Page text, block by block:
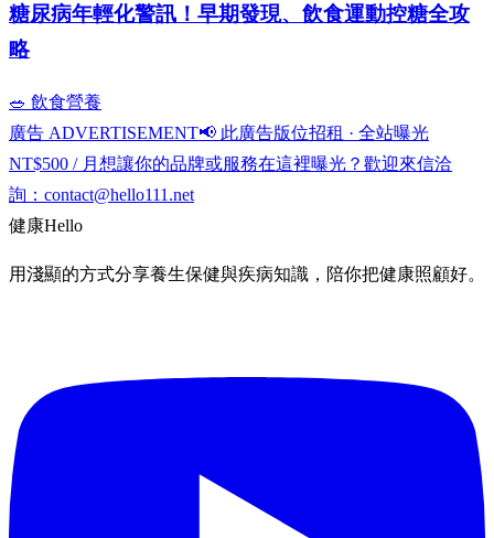
糖尿病年輕化警訊！早期發現、飲食運動控糖全攻
略
🥗 飲食營養
廣告 ADVERTISEMENT📢 此廣告版位招租 · 全站曝光
NT$500 / 月 想讓你的品牌或服務在這裡曝光？歡迎來信洽
詢： contact@hello111.net
健康Hello
用淺顯的方式分享養生保健與疾病知識，陪你把健康照顧好。